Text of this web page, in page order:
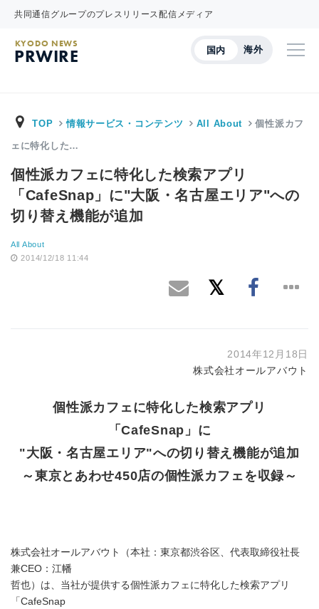
共同通信グループのプレスリリース配信メディア
国内 海外
KYODO NEWS
PRWIRE
TOP 情報サービス・コンテンツ All About 個性派カフ
ェに特化した…
個性派カフェに特化した検索アプリ
「CafeSnap」に"大阪・名古屋エリア"への
切り替え機能が追加
All About
2014/12/18 11:44
2014年12月18日
株式会社オールアバウト
個性派カフェに特化した検索アプリ
「CafeSnap」に
"大阪・名古屋エリア"への切り替え機能が追加
～東京とあわせ450店の個性派カフェを収録～
株式会社オールアバウト（本社：東京都渋谷区、代表取締役社長
兼CEO：江幡
哲也）は、当社が提供する個性派カフェに特化した検索アプリ
「CafeSnap